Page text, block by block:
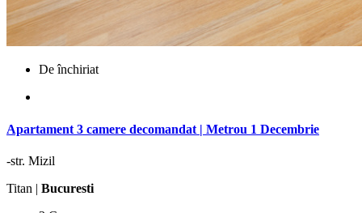
De închiriat
Apartament 3 camere decomandat | Metrou 1 Decembrie
-str. Mizil
Titan | Bucuresti